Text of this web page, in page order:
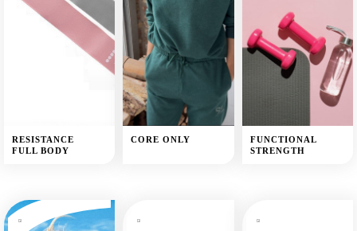
RESISTANCE
FULL BODY
CORE ONLY
FUNCTIONAL
STRENGTH